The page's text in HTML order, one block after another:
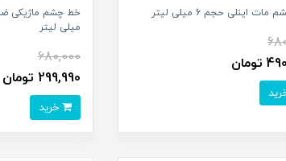
اینلی حجم 6 میلی لیتر
میلی لیتر
680,000
299,990 تومان
خرید